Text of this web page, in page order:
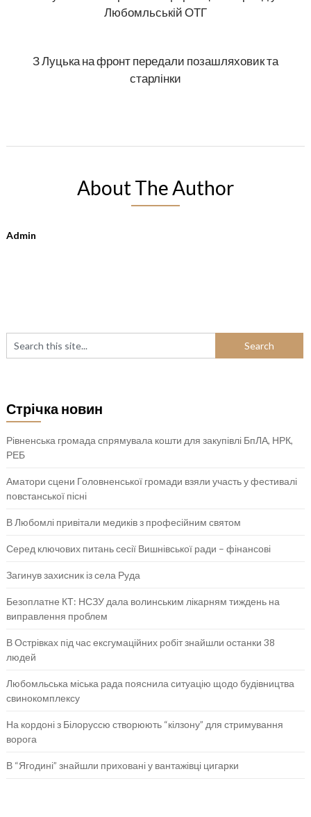
Любомльській ОТГ
З Луцька на фронт передали позашляховик та
старлінки
About The Author
Admin
Стрічка новин
Рівненська громада спрямувала кошти для закупівлі БпЛА, НРК,
РЕБ
Аматори сцени Головненської громади взяли участь у фестивалі
повстанської пісні
В Любомлі привітали медиків з професійним святом
Серед ключових питань сесії Вишнівської ради – фінансові
Загинув захисник із села Руда
Безоплатне КТ: НСЗУ дала волинським лікарням тиждень на
виправлення проблем
В Острівках під час ексгумаційних робіт знайшли останки 38
людей
Любомльська міська рада пояснила ситуацію щодо будівництва
свинокомплексу
На кордоні з Білоруссю створюють “кілзону” для стримування
ворога
В “Ягодині” знайшли приховані у вантажівці цигарки